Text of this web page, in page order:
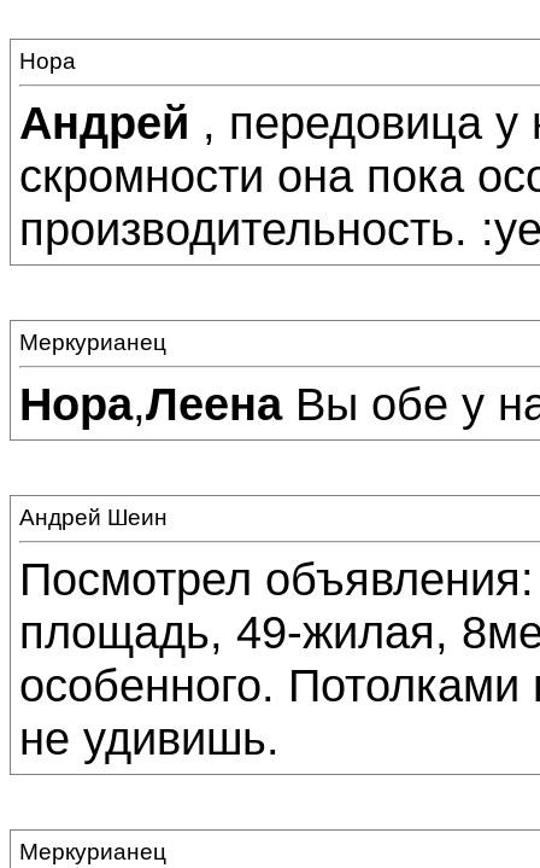
Нора
Андрей , передовица у
скромности она пока
производительность.
Меркурианец
Нора,ЛеенаВы обе у
Андрей Шеин
Посмотрел
площадь, 49-жилая,
особенного. Потолками
не удивишь.
Меркурианец